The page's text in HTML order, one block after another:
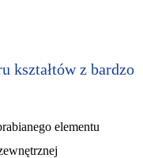
kształtów z bardzo
elementu